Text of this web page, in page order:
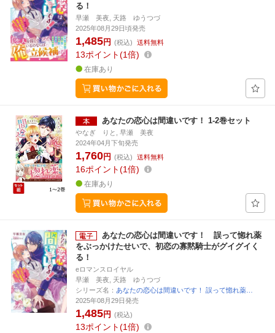
る！
早瀬 美夜, 天路 ゆうつづ
2025年08月29日頃発売
1,485円 (税込) 送料無料
13ポイント 1倍
在庫あり
あなたの恋心は間違いです！ 1-2巻セット
やなぎ りと, 早瀬 美夜
2024年04月下旬発売
1,760円 (税込) 送料無料
16ポイント 1倍
在庫あり
あなたの恋心は間違いです！ 誤って惚れ薬
をぶっかけたせいで、初恋の寡黙騎士がグイグイく
る！
eロマンスロイヤル
早瀬 美夜, 天路 ゆうつづ
シリーズ名： あなたの恋心は間違いです！ 誤って惚れ薬…
2025年08月29日発売
1,485円 (税込)
13ポイント 1倍